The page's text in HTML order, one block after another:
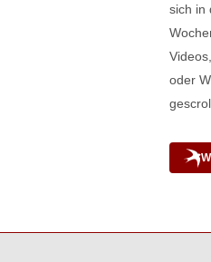
sich in
oder